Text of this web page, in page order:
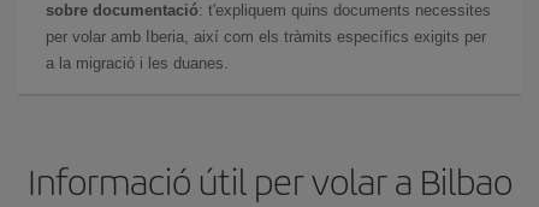
sobre documentació: t'expliquem quins documents necessites
per volar amb Iberia, així com els tràmits específics exigits per
a la migració i les duanes.
Informació útil per volar a Bilbao